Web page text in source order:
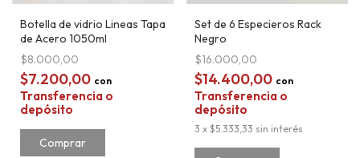
Botella de vidrio Lineas Tapa
de Acero 1050ml
$8.000,00
$7.200,00 con
Transferencia o
depósito
Set de 6 Especieros Rack
Negro
$16.000,00
$14.400,00 con
Transferencia o
depósito
3 x $5.333,33 sin interés